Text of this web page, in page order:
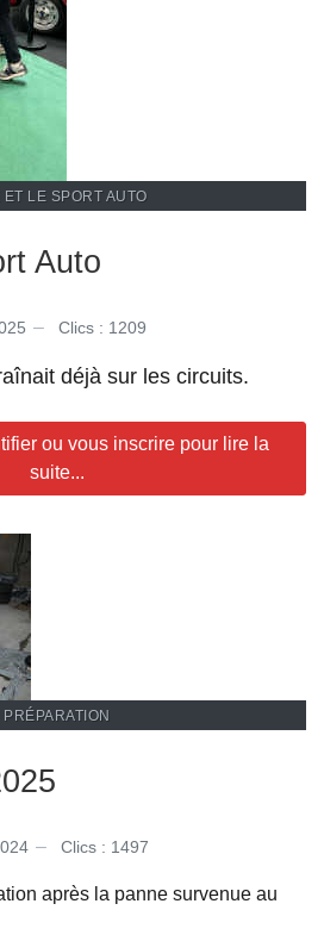
ET LE SPORT AUTO
Auto
Clics : 1209
déjà sur les circuits.
ou vous inscrire pour lire la
suite...
PRÉPARATION
Clics : 1497
après la panne survenue au